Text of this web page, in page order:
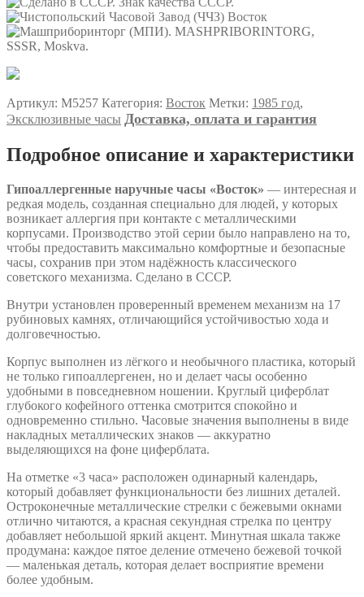
Артикул: M5257 Категория: Восток Метки: 1985 год,
Эксклюзивные часы Доставка, оплата и гарантия
Подробное описание и характеристики
Гипоаллергенные наручные часы «Восток» — интересная и
редкая модель, созданная специально для людей, у которых
возникает аллергия при контакте с металлическими
корпусами. Производство этой серии было направлено на то,
чтобы предоставить максимально комфортные и безопасные
часы, сохранив при этом надёжность классического
советского механизма. Сделано в СССР.
Внутри установлен проверенный временем механизм на 17
рубиновых камнях, отличающийся устойчивостью хода и
долговечностью.
Корпус выполнен из лёгкого и необычного пластика, который
не только гипоаллергенен, но и делает часы особенно
удобными в повседневном ношении. Круглый циферблат
глубокого кофейного оттенка смотрится спокойно и
одновременно стильно. Часовые значения выполнены в виде
накладных металлических знаков — аккуратно
выделяющихся на фоне циферблата.
На отметке «3 часа» расположен одинарный календарь,
который добавляет функциональности без лишних деталей.
Остроконечные металлические стрелки с бежевыми окнами
отлично читаются, а красная секундная стрелка по центру
добавляет небольшой яркий акцент. Минутная шкала также
продумана: каждое пятое деление отмечено бежевой точкой
— маленькая деталь, которая делает восприятие времени
более удобным.